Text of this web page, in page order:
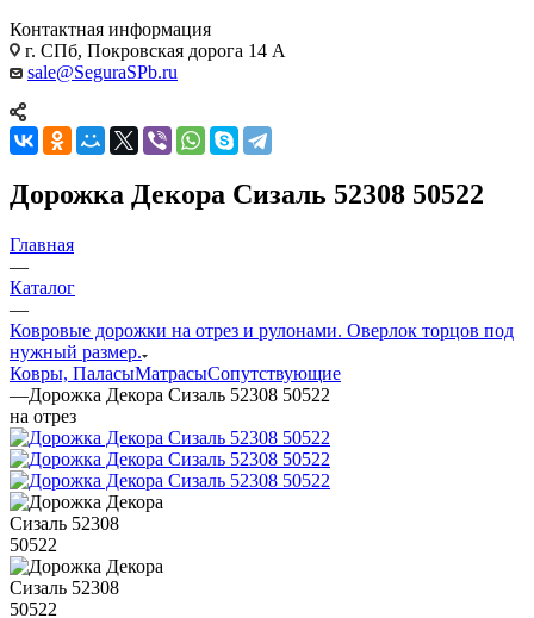
Контактная информация
г. СПб, Покровская дорога 14 А
sale@SeguraSPb.ru
Дорожка Декора Сизаль 52308 50522
Главная
—
Каталог
—
Ковровые дорожки на отрез и рулонами. Оверлок торцов под
нужный размер.
Ковры, ПаласыМатрасыСопутствующие
—Дорожка Декора Сизаль 52308 50522
на отрез